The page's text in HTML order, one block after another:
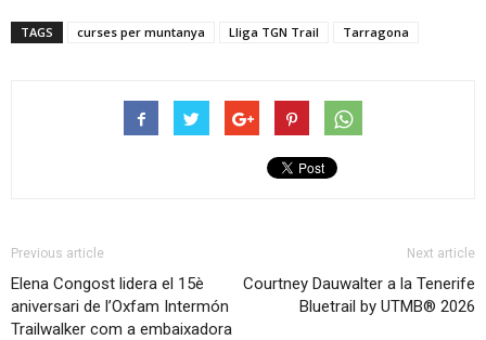
TAGS curses per muntanya Lliga TGN Trail Tarragona
Previous article
Elena Congost lidera el 15è
aniversari de l’Oxfam Intermón
Trailwalker com a embaixadora
Next article
Courtney Dauwalter a la Tenerife
Bluetrail by UTMB® 2026